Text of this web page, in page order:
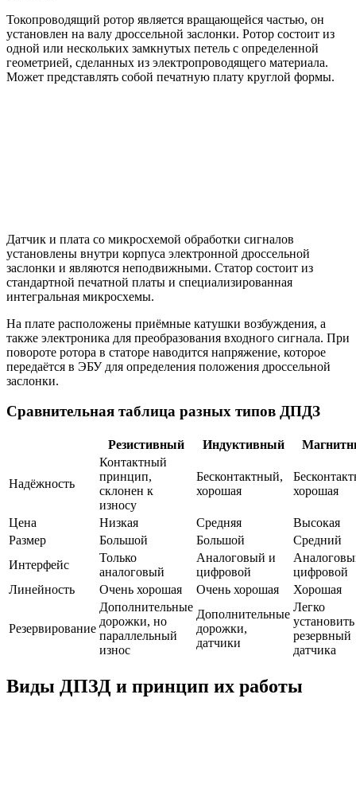
Токопроводящий ротор является вращающейся частью, он
установлен на валу дроссельной заслонки. Ротор состоит из
одной или нескольких замкнутых петель с определенной
геометрией, сделанных из электропроводящего материала.
Может представлять собой печатную плату круглой формы.
Датчик и плата со микросхемой обработки сигналов
установлены ​​внутри корпуса электронной дроссельной
заслонки и являются неподвижными. Статор состоит из
стандартной печатной платы и специализированная
интегральная микросхемы.
На плате расположены приёмные катушки возбуждения, а
также электроника для преобразования входного сигнала. При
повороте ротора в статоре наводится напряжение, которое
передаётся в ЭБУ для определения положения дроссельной
заслонки.
Сравнительная таблица разных типов ДПДЗ
Резистивный Индуктивный
Надёжность
Контактный
принцип,
склонен к
износу
Бесконтактный,
хорошая
хорошая
Цена Низкая Средняя
Высокая
Размер
Большой Большой
Средний
Интерфейс
Только
аналоговый
Аналоговый и
цифровой
цифровой
Линейность
Очень хорошая Очень хорошая Хорошая
Резервирование
Дополнительные
дорожки, но
параллельный
износ
Дополнительные
дорожки,
датчики
Легко
резервный
датчика
Виды ДПЗД и принцип их работы